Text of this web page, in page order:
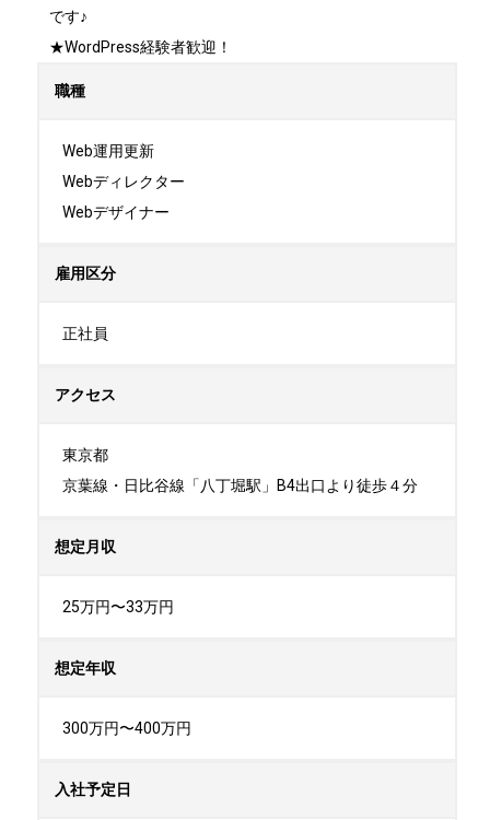
です♪
★WordPress経験者歓迎！
職種
Web運用更新
Webディレクター
Webデザイナー
雇用区分
正社員
アクセス
東京都
京葉線・日比谷線「八丁堀駅」B4出口より徒歩４分
想定月収
25万円〜33万円
想定年収
300万円〜400万円
入社予定日